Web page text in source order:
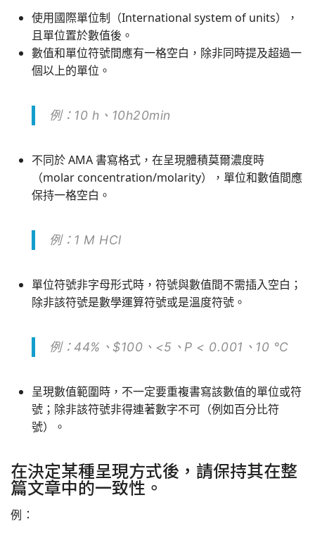
使用國際單位制（International system of units），
且單位置於數值後。
數值和單位符號間應有一格空白，除非同時提及超過一
個以上的單位。
例：10 h 、 10h20min
不同於 AMA 書寫格式，在呈現體積莫爾濃度時
（molar concentration/molarity），單位和數值間應
保持一格空白。
例：1 M HCl
單位符號非字母形式時，符號與數值間不需插入空白；
除非該符號是數學運算符號或是溫度符號。
例：44%、$100、<5、 P < 0.001、10 °C
呈現數值範圍時，不一定要重複書寫該數值的單位或符
號；除非該符號非得連著數字不可（例如百分比符
號）。
在決定某種呈現方式後，請保持其在整
篇文章中的一致性。
例：